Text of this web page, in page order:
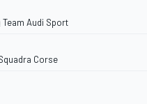
Audi Sport
Corse